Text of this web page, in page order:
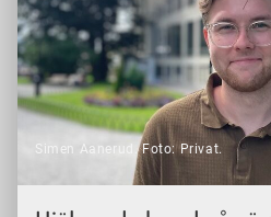
Simen Aanerud. Foto: Privat.